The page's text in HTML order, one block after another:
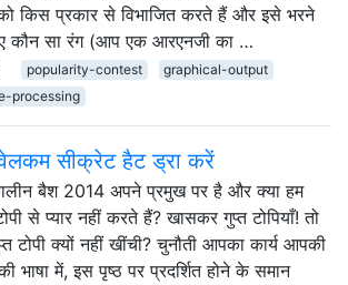
किस प्रकार से विभाजित करते हैं और इसे भरने
कौन सा रंग (आप एक आरएनजी का …
popularity-contest
graphical-output
processing
वेलकम सीक्रेट हैट ड्रा करें
बैश 2014 अपने प्रमुख पर है और क्या हम
से प्यार नहीं करते हैं? खासकर गुप्त टोपियाँ! तो
टोपी क्यों नहीं खींची? चुनौती आपका कार्य आपकी
भाषा में, इस पृष्ठ पर प्रदर्शित होने के समान